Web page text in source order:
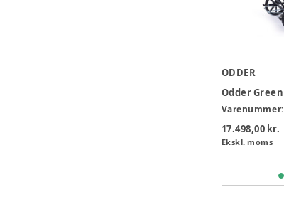
ODDER
Varenummer:
17.498,00 kr.
Ekskl. moms